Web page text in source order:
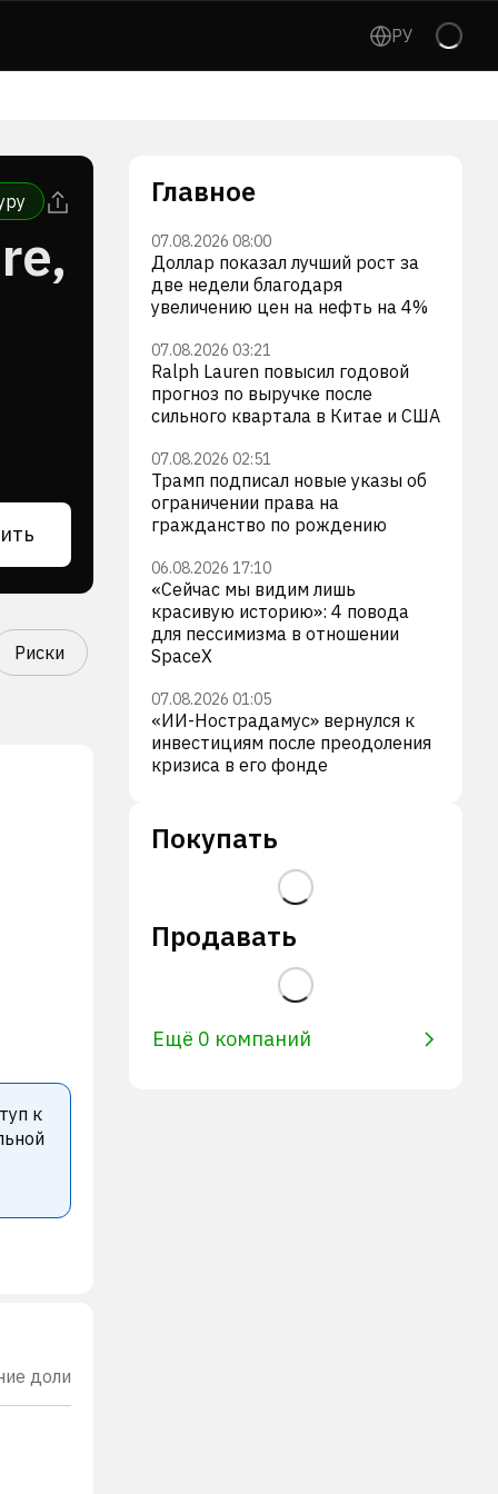
РУ
Риски
к
доли
Главное
07.08.2026 08:00
Доллар показал лучший рост за
две недели благодаря
увеличению цен на нефть на 4%
07.08.2026 03:21
Ralph Lauren повысил годовой
прогноз по выручке после
сильного квартала в Китае и США
07.08.2026 02:51
Трамп подписал новые указы об
ограничении права на
гражданство по рождению
06.08.2026 17:10
«Сейчас мы видим лишь
красивую историю»: 4 повода
для пессимизма в отношении
SpaceX
07.08.2026 01:05
«ИИ-Нострадамус» вернулся к
инвестициям после преодоления
кризиса в его фонде
Покупать
Продавать
Ещё 0 компаний